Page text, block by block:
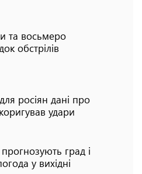
та восьмеро
обстрілів
росіян дані про
удари
град і
у вихідні